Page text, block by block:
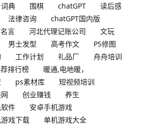
词典 围棋 chatGPT
读后感
法律咨询
chatGPT国内版
言 河北代理记账公司
文玩
男士发型 高考作文
PS修图
工作计划 礼品厂
舟舟培训
排行榜
暖通,电地暖，
ps素材库
短视频培训
创业赚钱
养生
件
安卓手机游戏
戏下载
单机游戏大全